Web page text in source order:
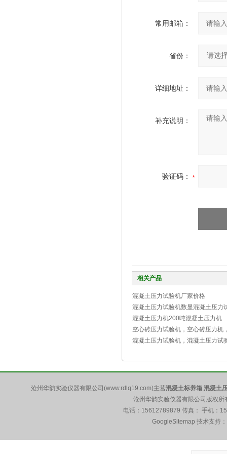
常用邮箱：
省份：
详细地址：
补充说明：
验证码：
相关产品
混凝土压力试验机厂家价格
混凝土压力试验机数显混凝土压力
混凝土压力机200吨混凝土压力机
空心砖压力试验机，空心砖压力机
混凝土压力试验机，混凝土压力试
沧州华韵实验仪器有限公司(www.rdlq19.com)主营混凝土标养箱,混凝土
沧州华韵实验仪器有限公司版权
电话：15612789879 传真： 手机：
GoogleSitemap 技术支持